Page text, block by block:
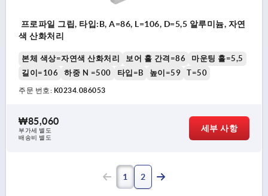
프로파일 그립, 타입:B, A=86, L=106, D=5,5 알루미늄, 자연
색 산화처리
본체 색상=자연색 산화처리 보어 홀 간격=86
마운팅 홀=5,5
길이=106
하중 N =500 타입=B 높이=59 T=50
주문 번호: K0234.086053
₩85,060
부가세 별도
배송비 별도
세부 사항
1 2